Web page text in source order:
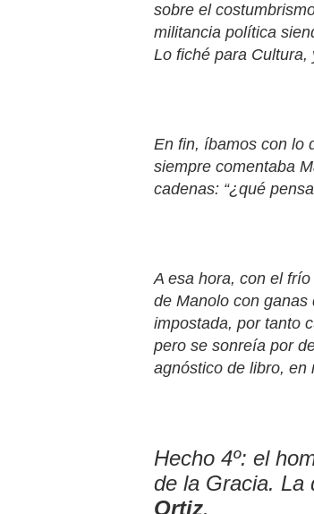
sobre el
militancia política
Lo fiché para Cultura,
En fin, íbamos con lo
siempre comentaba
cadenas: “¿qué
A esa hora, con el
de Manolo con
impostada, por tanto
pero se sonreía por
agnóstico de libro, en
Hecho 4º: el
de la Gracia. La
Ortiz.